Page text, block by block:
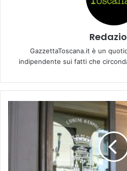
GazzettaToscana.it è un
indipendente sui fatti che